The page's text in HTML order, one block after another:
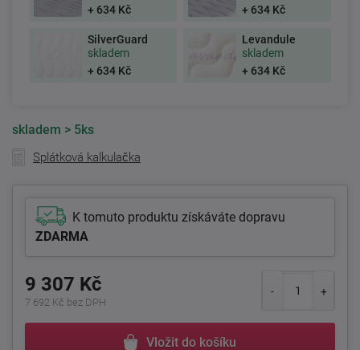
+ 634 Kč
+ 634 Kč
SilverGuard
skladem
+ 634 Kč
Levandule
skladem
+ 634 Kč
skladem > 5ks
Splátková kalkulačka
K tomuto produktu získáváte dopravu
ZDARMA
9 307 Kč
7 692 Kč bez DPH
Vložit do košíku